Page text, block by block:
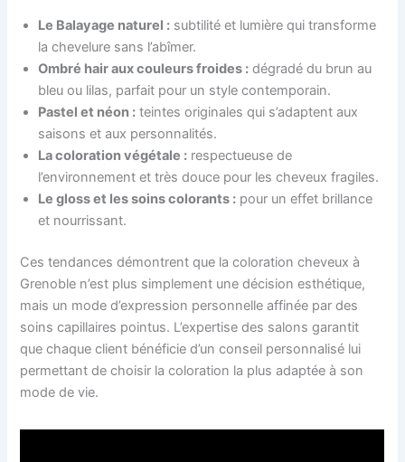
Le Balayage naturel : subtilité et lumière qui transforme
la chevelure sans l’abîmer.
Ombré hair aux couleurs froides : dégradé du brun au
bleu ou lilas, parfait pour un style contemporain.
Pastel et néon : teintes originales qui s’adaptent aux
saisons et aux personnalités.
La coloration végétale : respectueuse de
l’environnement et très douce pour les cheveux fragiles.
Le gloss et les soins colorants : pour un effet brillance
et nourrissant.
Ces tendances démontrent que la coloration cheveux à
Grenoble n’est plus simplement une décision esthétique,
mais un mode d’expression personnelle affinée par des
soins capillaires pointus. L’expertise des salons garantit
que chaque client bénéficie d’un conseil personnalisé lui
permettant de choisir la coloration la plus adaptée à son
mode de vie.